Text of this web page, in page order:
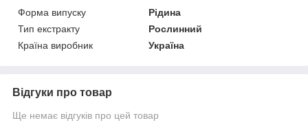
Форма випуску
Рідина
Тип екстракту
Рослинний
Країна виробник
Україна
Відгуки про товар
Ще немає відгуків про цей товар